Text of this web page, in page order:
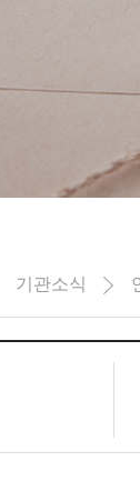
기관소식